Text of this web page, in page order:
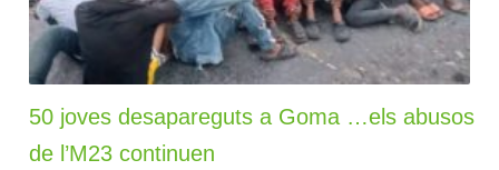
50 joves desapareguts a Goma …els abusos
de l’M23 continuen